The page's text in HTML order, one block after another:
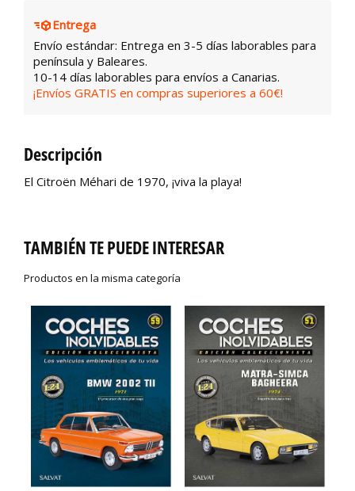
Entrega
Envío estándar: Entrega en 3-5 días laborables para
península y Baleares.
10-14 días laborables para envíos a Canarias.
¡Envíos GRATIS en compras superiores a 60€!
Descripción
El Citroën Méhari de 1970, ¡viva la playa!
TAMBIÉN TE PUEDE INTERESAR
Productos en la misma categoría